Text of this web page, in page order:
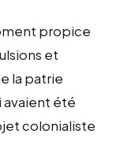
propice
et
la patrie
avaient été
colonialiste